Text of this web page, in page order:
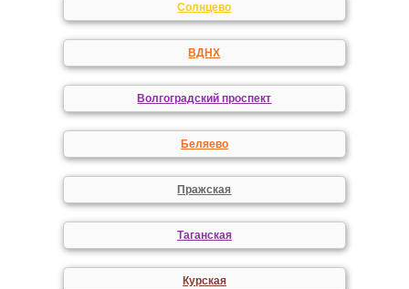
Солнцево
ВДНХ
Волгоградский проспект
Беляево
Пражская
Таганская
Курская